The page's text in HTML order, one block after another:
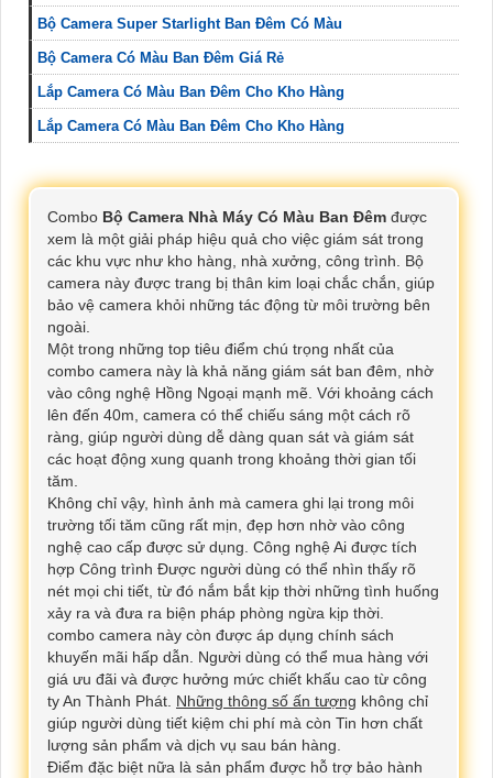
Bộ Camera Super Starlight Ban Đêm Có Màu
Bộ Camera Có Màu Ban Đêm Giá Rẻ
Lắp Camera Có Màu Ban Đêm Cho Kho Hàng
Lắp Camera Có Màu Ban Đêm Cho Kho Hàng
Combo Bộ Camera Nhà Máy Có Màu Ban Đêm được
xem là một giải pháp hiệu quả cho việc giám sát trong
các khu vực như kho hàng, nhà xưởng, công trình. Bộ
camera này được trang bị thân kim loại chắc chắn, giúp
bảo vệ camera khỏi những tác động từ môi trường bên
ngoài.
Một trong những top tiêu điểm chú trọng nhất của
combo camera này là khả năng giám sát ban đêm, nhờ
vào công nghệ Hồng Ngoại mạnh mẽ. Với khoảng cách
lên đến 40m, camera có thể chiếu sáng một cách rõ
ràng, giúp người dùng dễ dàng quan sát và giám sát
các hoạt động xung quanh trong khoảng thời gian tối
tăm.
Không chỉ vậy, hình ảnh mà camera ghi lại trong môi
trường tối tăm cũng rất mịn, đẹp hơn nhờ vào công
nghệ cao cấp được sử dụng. Công nghệ Ai được tích
hợp Công trình Được người dùng có thể nhìn thấy rõ
nét mọi chi tiết, từ đó nắm bắt kịp thời những tình huống
xảy ra và đưa ra biện pháp phòng ngừa kịp thời.
combo camera này còn được áp dụng chính sách
khuyến mãi hấp dẫn. Người dùng có thể mua hàng với
giá ưu đãi và được hưởng mức chiết khấu cao từ công
ty An Thành Phát. Những thông số ấn tượng không chỉ
giúp người dùng tiết kiệm chi phí mà còn Tin hơn chất
lượng sản phẩm và dịch vụ sau bán hàng.
Điểm đặc biệt nữa là sản phẩm được hỗ trợ bảo hành